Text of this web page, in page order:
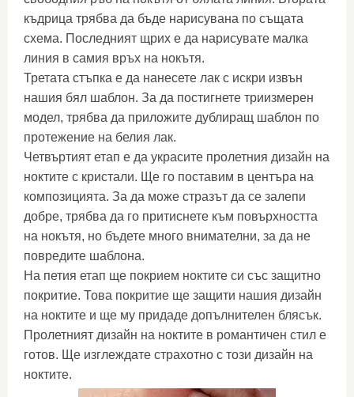
къдрица трябва да бъде нарисувана по същата
схема. Последният щрих е да нарисувате малка
линия в самия връх на нокътя.
Третата стъпка е да нанесете лак с искри извън
нашия бял шаблон. За да постигнете триизмерен
модел, трябва да приложите дублиращ шаблон по
протежение на белия лак.
Четвъртият етап е да украсите пролетния дизайн на
ноктите с кристали. Ще го поставим в центъра на
композицията. За да може стразът да се залепи
добре, трябва да го притиснете към повърхността
на нокътя, но бъдете много внимателни, за да не
повредите шаблона.
На петия етап ще покрием ноктите си със защитно
покритие. Това покритие ще защити нашия дизайн
на ноктите и ще му придаде допълнителен блясък.
Пролетният дизайн на ноктите в романтичен стил е
готов. Ще изглеждате страхотно с този дизайн на
ноктите.